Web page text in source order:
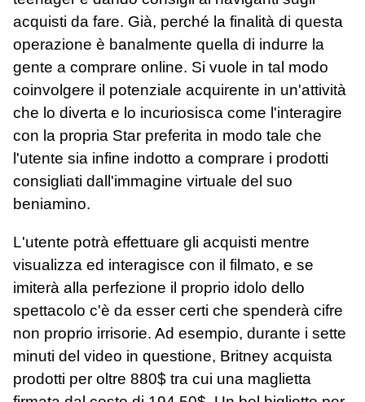
acquisti da fare. Già, perché la finalità di questa
operazione è banalmente quella di indurre la
gente a comprare online. Si vuole in tal modo
coinvolgere il potenziale acquirente in un'attività
che lo diverta e lo incuriosisca come l'interagire
con la propria Star preferita in modo tale che
l'utente sia infine indotto a comprare i prodotti
consigliati dall'immagine virtuale del suo
beniamino.
L'utente potrà effettuare gli acquisti mentre
visualizza ed interagisce con il filmato, e se
imiterà alla perfezione il proprio idolo dello
spettacolo c'è da esser certi che spenderà cifre
non proprio irrisorie. Ad esempio, durante i sette
minuti del video in questione, Britney acquista
prodotti per oltre 880$ tra cui una maglietta